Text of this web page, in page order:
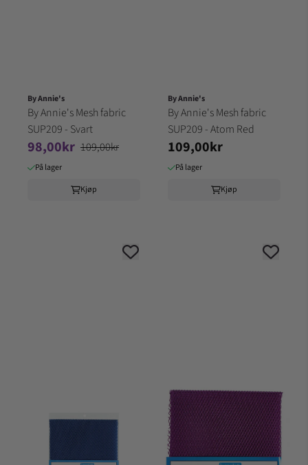
By Annie's
By Annie's Mesh fabric
SUP209 - Svart
98,00kr 109,00kr
På lager
Kjøp
By Annie's
By Annie's Mesh fabric
SUP209 - Atom Red
109,00kr
På lager
Kjøp